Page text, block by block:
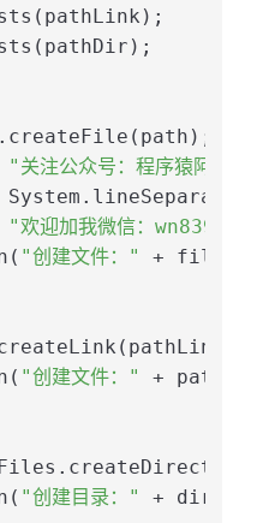
"关注公众号：程序猿阿朗"
"欢迎加我微信：wn8398"
"创建文件：" +
"创建文件：" +
"创建目录：" +